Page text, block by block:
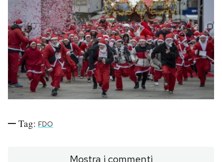
PODCAST
NEWSLETTER
Tag: FDO
Mostra i commenti